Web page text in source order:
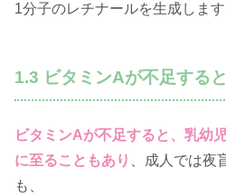
1分子のレチナールを生成します
1.3 ビタミンAが不足すると
ビタミンAが不足すると、乳幼
に至ることもあり
、成人では夜
も、